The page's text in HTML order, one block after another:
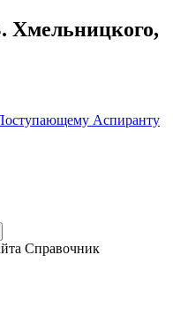
Хмельницкого,
Аспиранту
Справочник